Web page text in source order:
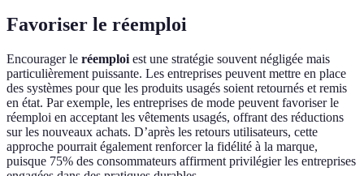
Favoriser le réemploi
Encourager le réemploi est une stratégie souvent négligée mais
particulièrement puissante. Les entreprises peuvent mettre en place
des systèmes pour que les produits usagés soient retournés et remis
en état. Par exemple, les entreprises de mode peuvent favoriser le
réemploi en acceptant les vêtements usagés, offrant des réductions
sur les nouveaux achats. D’après les retours utilisateurs, cette
approche pourrait également renforcer la fidélité à la marque,
puisque 75% des consommateurs affirment privilégier les entreprises